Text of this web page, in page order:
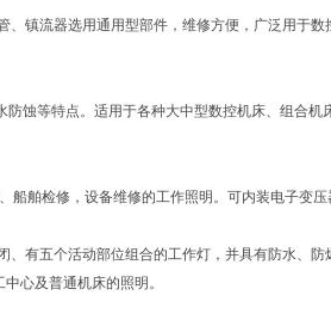
、镇流器选用通用型部件，维修方便，广泛用于
蚀等特点。适用于各种大中型数控机床、组合机
船舶检修，设备维修的工作照明。可内装电子变压
、有五个活动部位组合的工作灯，并具有防水、防
心及普通机床的照明。